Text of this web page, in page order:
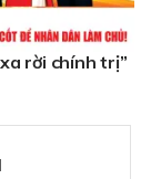
rời chính trị”